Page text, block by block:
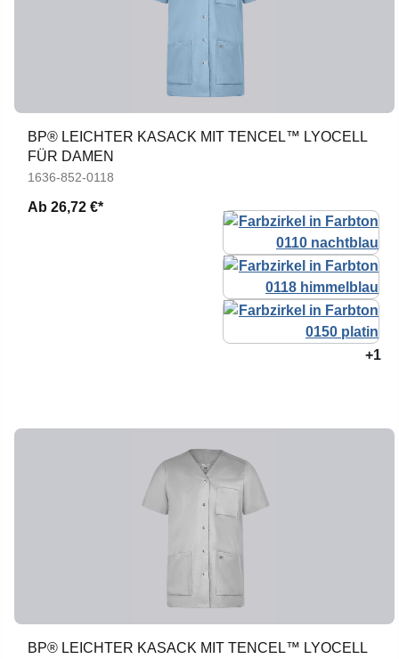
BP® LEICHTER KASACK MIT TENCEL™ LYOCELL
FÜR DAMEN
1636-852-0118
Ab 26,72 €*
+1
BP® LEICHTER KASACK MIT TENCEL™ LYOCELL